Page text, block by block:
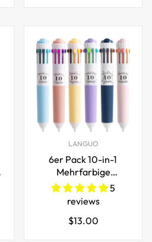
LANGUO
6er Pack 10-in-1
Mehrfarbige
Kugelschreiber - 57
Gesamte Farben
(0,8mm Feine Spitze)
5
reviews
Regulärer
$13.00